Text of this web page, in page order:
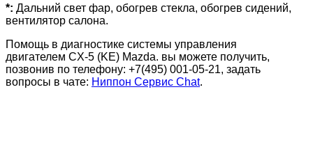
*: Дальний свет фар, обогрев стекла, обогрев сидений,
вентилятор салона.
Помощь в диагностике системы управления
двигателем CX-5 (KE) Mazda. вы можете получить,
позвонив по телефону: +7(495) 001-05-21, задать
вопросы в чате: Ниппон Сервис Chat.